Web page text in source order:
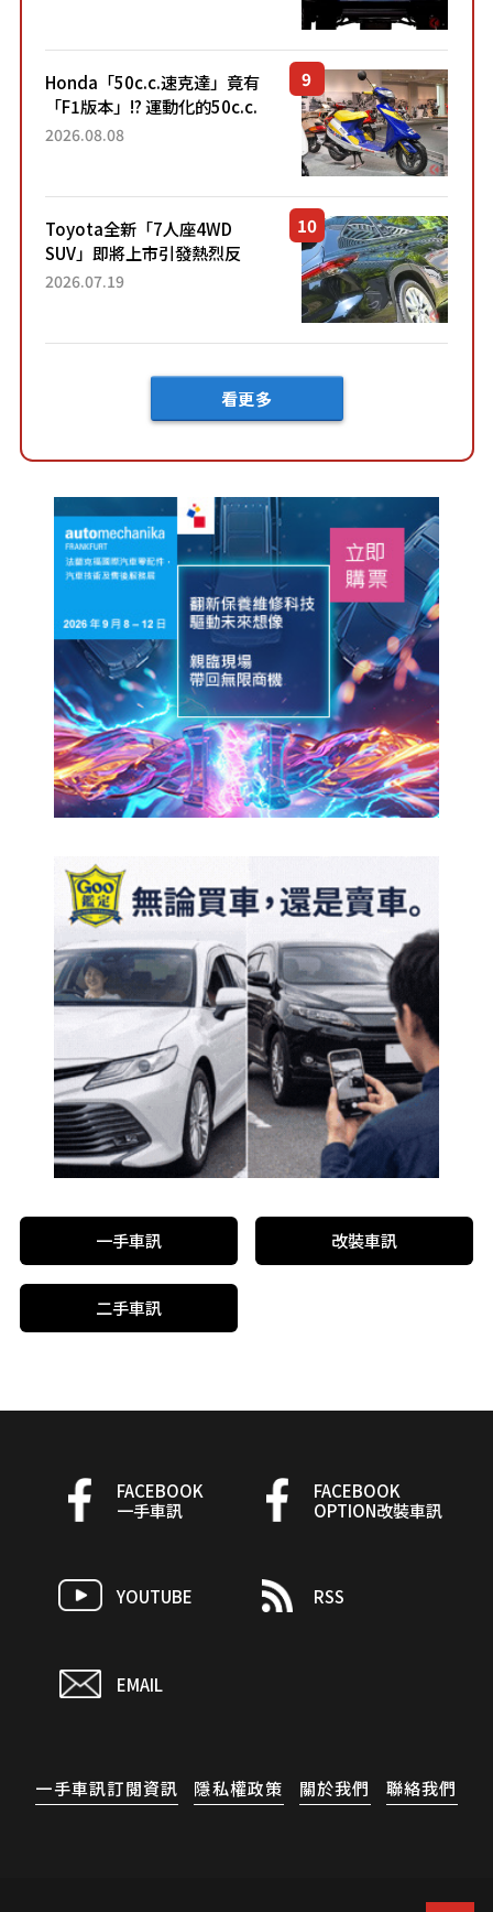
「Mega C...
Honda「50c.c.速克達」竟有
「F1版本」!? 運動化的50c.c.
速克達市場出現特別紀念車
2026.08.08
Toyota全新「7人座4WD
SUV」即將上市引發熱烈反
響！網友表示「終於買得
有吸引力」...
2026.07.19
看更多
一手車訊 改裝車訊
二手車訊
FACEBOOK
一手車訊
FACEBOOK
OPTION改裝車訊
YOUTUBE RSS
EMAIL
一手車訊訂閱資訊 隱私權政策 關於我們 聯絡我們